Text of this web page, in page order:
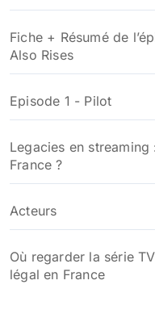
Fiche + Résumé de
Also Rises
Episode 1 - Pilot
Legacies en
France ?
Acteurs
Où regarder la série
légal en France